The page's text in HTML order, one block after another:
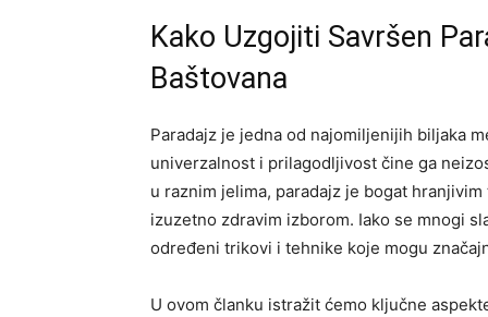
Kako Uzgojiti Savršen
Baštovana
Paradajz je jedna od najomiljenijih biljaka
univerzalnost i prilagodljivost čine ga
u raznim jelima, paradajz je bogat
izuzetno zdravim izborom. Iako se mnogi
određeni trikovi i tehnike koje mogu
U ovom članku istražit ćemo ključne